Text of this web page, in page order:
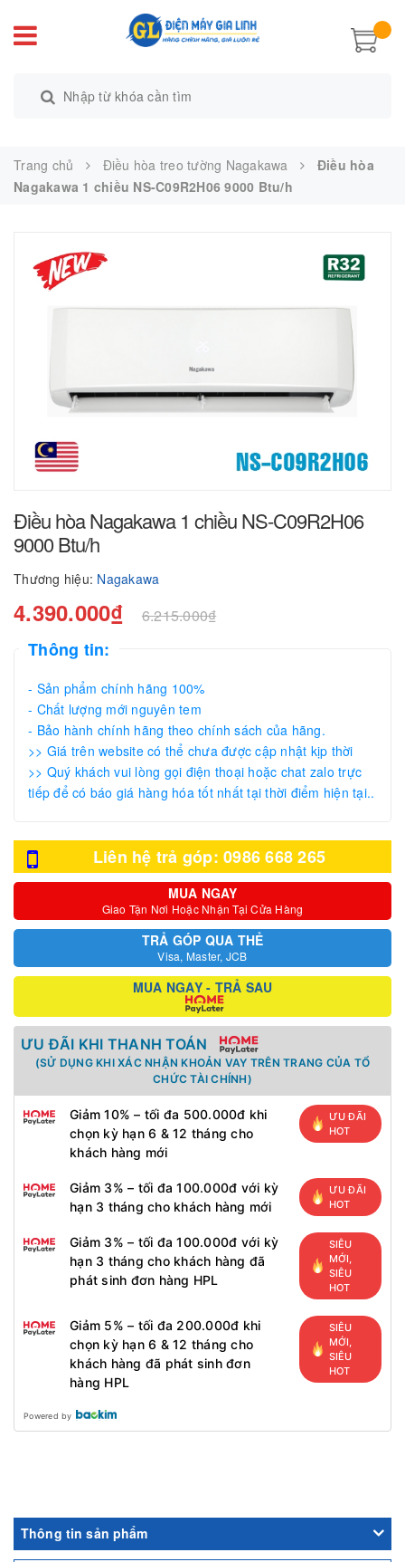
Trang chủ Điều hòa treo tường Nagakawa
Điều hòa
Nagakawa 1 chiều NS-C09R2H06 9000 Btu/h
Điều hòa Nagakawa 1 chiều NS-C09R2H06
9000 Btu/h
Thương hiệu: Nagakawa
4.390.000₫ 6.215.000₫
Thông tin:
- Sản phẩm chính hãng 100%
- Chất lượng mới nguyên tem
- Bảo hành chính hãng theo chính sách của hãng.
>> Giá trên website có thể chưa được cập nhật kịp thời
>> Quý khách vui lòng gọi điện thoại hoặc chat zalo trực
tiếp để có báo giá hàng hóa tốt nhất tại thời điểm hiện tại..
Liên hệ trả góp: 0986 668 265
MUA NGAY
Giao Tận Nơi Hoặc Nhận Tại Cửa Hàng
TRẢ GÓP QUA THẺ
Visa, Master, JCB
MUA NGAY - TRẢ SAU
ƯU ĐÃI KHI THANH TOÁN
(SỬ DỤNG KHI XÁC NHẬN KHOẢN VAY TRÊN TRANG CỦA TỔ
CHỨC TÀI CHÍNH)
Giảm 10% – tối đa 500.000đ khi
chọn kỳ hạn 6 & 12 tháng cho
khách hàng mới
ƯU ĐÃI
HOT
Giảm 3% – tối đa 100.000đ với kỳ
hạn 3 tháng cho khách hàng mới
ƯU ĐÃI
HOT
Giảm 3% – tối đa 100.000đ với kỳ
hạn 3 tháng cho khách hàng đã
phát sinh đơn hàng HPL
SIÊU
MỚI,
SIÊU
HOT
Giảm 5% – tối đa 200.000đ khi
chọn kỳ hạn 6 & 12 tháng cho
khách hàng đã phát sinh đơn
hàng HPL
SIÊU
MỚI,
SIÊU
HOT
Powered by
Thông tin sản phẩm